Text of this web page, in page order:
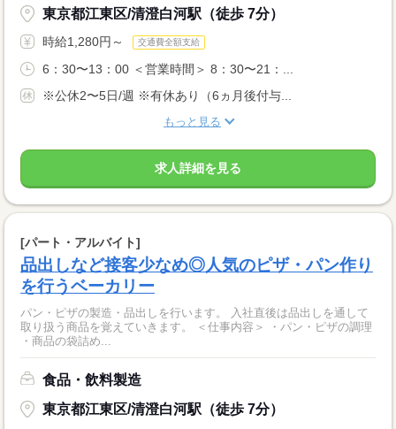
東京都江東区/清澄白河駅（徒歩 7分）
時給1,280円～ 交通費全額支給
6：30〜13：00 ＜営業時間＞ 8：30〜21：...
※公休2〜5日/週 ※有休あり（6ヵ月後付与...
もっと見る
求人詳細を見る
[パート・アルバイト]
品出しなど接客少なめ◎人気のピザ・パン作り
を行うベーカリー
パン・ピザの製造・品出しを行います。 入社直後は品出しを通して
取り扱う商品を覚えていきます。 ＜仕事内容＞ ・パン・ピザの調理
・商品の袋詰め...
食品・飲料製造
東京都江東区/清澄白河駅（徒歩 7分）